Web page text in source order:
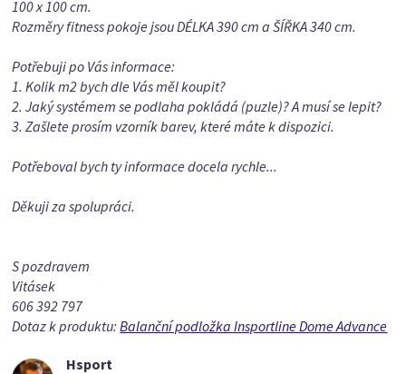
100 x 100 cm.
Rozměry fitness pokoje jsou DÉLKA 390 cm a ŠÍŘKA 340 cm.
Potřebuji po Vás informace:
1. Kolik m2 bych dle Vás měl koupit?
2. Jaký systémem se podlaha pokládá (puzle)? A musí se lepit?
3. Zašlete prosím vzorník barev, které máte k dispozici.
Potřeboval bych ty informace docela rychle...
Děkuji za spolupráci.
S pozdravem
Vitásek
606 392 797
Dotaz k produktu:Balanční podložka Insportline Dome Advance
Hsport